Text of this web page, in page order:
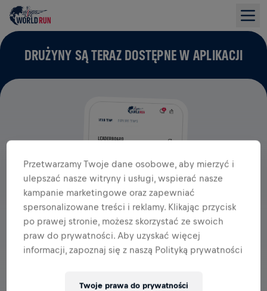
DRUŻYNY SĄ TERAZ DOSTĘPNE W APLIKACJI
Przetwarzamy Twoje dane osobowe, aby mierzyć i
ulepszać nasze witryny i usługi, wspierać nasze
kampanie marketingowe oraz zapewniać
spersonalizowane treści i reklamy. Klikając przycisk
po prawej stronie, możesz skorzystać ze swoich
praw do prywatności. Aby uzyskać więcej
informacji, zapoznaj się z naszą Polityką prywatności
Twoje prawa do prywatności